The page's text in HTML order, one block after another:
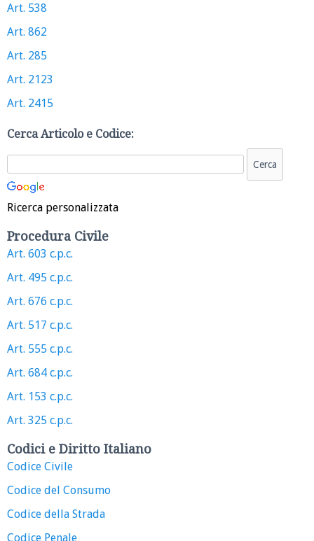
Art. 538
Art. 862
Art. 285
Art. 2123
Art. 2415
Cerca Articolo e Codice:
Ricerca personalizzata
Procedura Civile
Art. 603 c.p.c.
Art. 495 c.p.c.
Art. 676 c.p.c.
Art. 517 c.p.c.
Art. 555 c.p.c.
Art. 684 c.p.c.
Art. 153 c.p.c.
Art. 325 c.p.c.
Codici e Diritto Italiano
Codice Civile
Codice del Consumo
Codice della Strada
Codice Penale